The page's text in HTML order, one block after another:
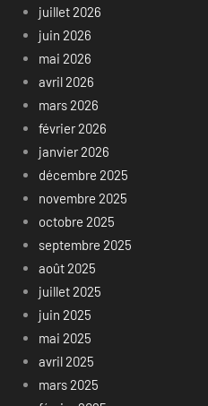
juillet 2026
juin 2026
mai 2026
avril 2026
mars 2026
février 2026
janvier 2026
décembre 2025
novembre 2025
octobre 2025
septembre 2025
août 2025
juillet 2025
juin 2025
mai 2025
avril 2025
mars 2025